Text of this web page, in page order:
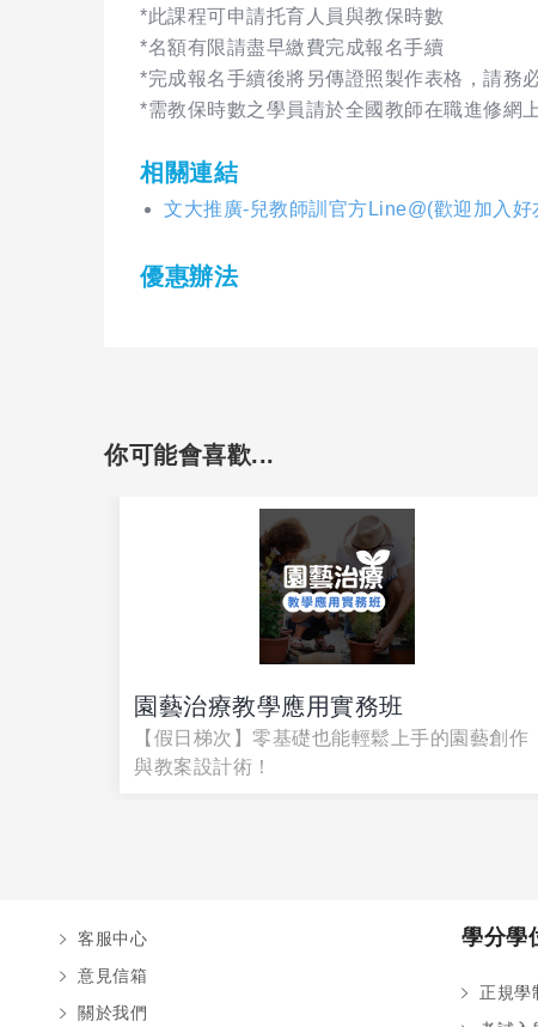
*此課程可申請托育人員與教保時數
*名額有限請盡早繳費完成報名手續
*完成報名手續後將另傳證照製作表格，請務
*需教保時數之學員請於全國教師在職進修網
相關連結
文大推廣-兒教師訓官方Line@(歡迎加入好
優惠辦法
你可能會喜歡...
園藝治療教學應用實務班
【假日梯次】零基礎也能輕鬆上手的園藝創作
與教案設計術！
客服中心
意見信箱
關於我們
學分學
正規學